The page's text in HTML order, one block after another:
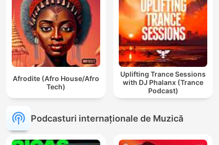
Afrodite (Afro House/Afro
Tech)
Uplifting Trance Sessions
with DJ Phalanx (Trance
Podcast)
Podcasturi internaționale de Muzică